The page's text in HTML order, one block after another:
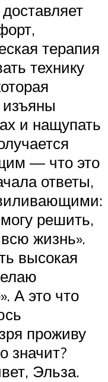
терапия
технику
изъяны
и нащупать
— что это
ответы,
решить,
жизнь».
высокая
А это что
проживу
значит?
Эльза.